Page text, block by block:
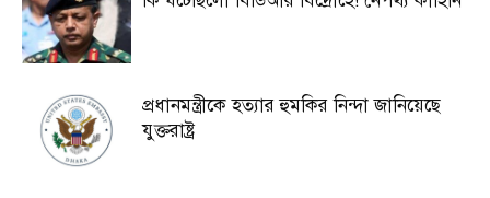
প্রধানমন্ত্রীকে হত্যার হুমকির নিন্দা জানিয়েছে
যুক্তরাষ্ট্র